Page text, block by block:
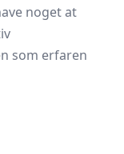
noget at
som erfaren